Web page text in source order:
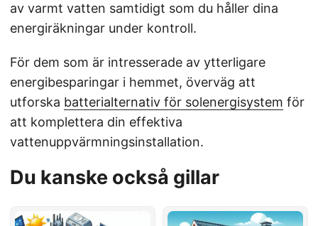
av varmt vatten samtidigt som du håller dina
energiräkningar under kontroll.
För dem som är intresserade av ytterligare
energibesparingar i hemmet, överväg att
utforska batterialternativ för solenergisystem för
att komplettera din effektiva
vattenuppvärmningsinstallation.
Du kanske också gillar